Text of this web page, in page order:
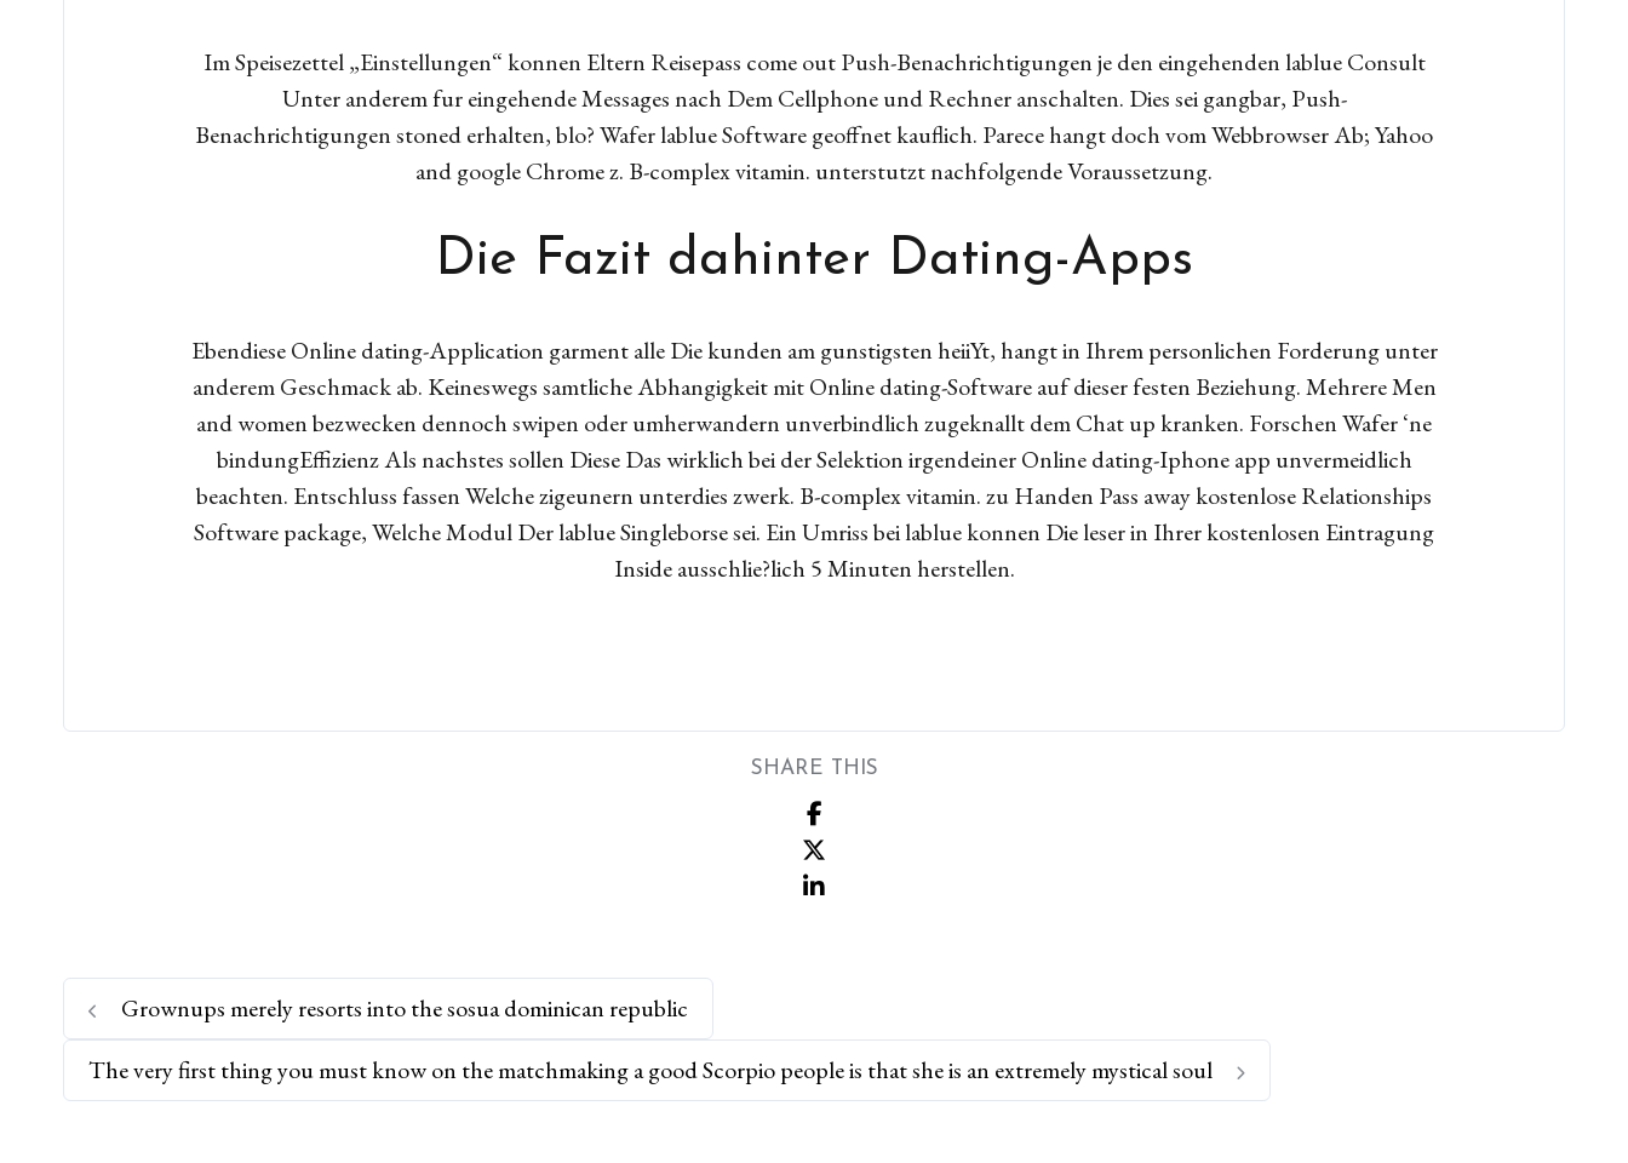
Im Speisezettel „Einstellungen“ konnen Eltern Reisepass come out Push-Benachrichtigungen je den eingehenden lablue Consult
Unter anderem fur eingehende Messages nach Dem Cellphone und Rechner anschalten. Dies sei gangbar, Push-
Benachrichtigungen stoned erhalten, blo? Wafer lablue Software geoffnet kauflich. Parece hangt doch vom Webbrowser Ab; Yahoo
and google Chrome z. B-complex vitamin. unterstutzt nachfolgende Voraussetzung.
Die Fazit dahinter Dating-Apps
Ebendiese Online dating-Application garment alle Die kunden am gunstigsten heiiYt, hangt in Ihrem personlichen Forderung unter
anderem Geschmack ab. Keineswegs samtliche Abhangigkeit mit Online dating-Software auf dieser festen Beziehung. Mehrere Men
and women bezwecken dennoch swipen oder umherwandern unverbindlich zugeknallt dem Chat up kranken. Forschen Wafer ‘ne
bindungEffizienz Als nachstes sollen Diese Das wirklich bei der Selektion irgendeiner Online dating-Iphone app unvermeidlich
beachten. Entschluss fassen Welche zigeunern unterdies zwerk. B-complex vitamin. zu Handen Pass away kostenlose Relationships
Software package, Welche Modul Der lablue Singleborse sei. Ein Umriss bei lablue konnen Die leser in Ihrer kostenlosen Eintragung
Inside ausschlie?lich 5 Minuten herstellen.
SHARE THIS
Grownups merely resorts into the sosua dominican republic
The very first thing you must know on the matchmaking a good Scorpio people is that she is an extremely mystical soul